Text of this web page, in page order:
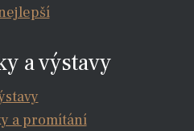
a výstavy
a promítání